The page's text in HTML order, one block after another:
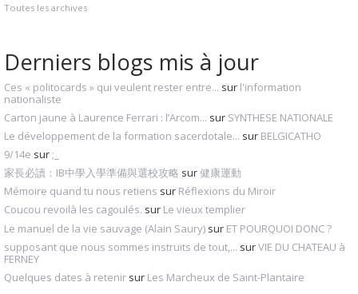
Toutes les archives
Derniers blogs mis à jour
Ces « politocards » qui veulent rester entre... sur l'information
nationaliste
Carton jaune à Laurence Ferrari : l’Arcom... sur SYNTHESE NATIONALE
Le développement de la formation sacerdotale... sur BELGICATHO
9/14e sur ;_
家長必讀：IB中學入學準備與選校攻略 sur健康運動
Mémoire quand tu nous retiens sur Réflexions du Miroir
Coucou revoilà les cagoulés. sur Le vieux templier
Le manuel de la vie sauvage (Alain Saury) sur ET POURQUOI DONC ?
supposant que nous sommes instruits de tout,... surVIE DU CHATEAU à
FERNEY
Quelques dates à retenir sur Les Marcheux de Saint-Plantaire